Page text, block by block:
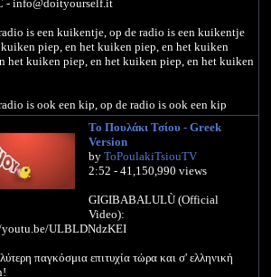
- info@doityourself.it
is een kuikentje, op de radio is een kuikentje
piep, en het kuiken piep, en het kuiken
het kuiken piep, en het kuiken piep, en het kuiken
is ook een kip, op de radio is ook een kip
tok tok, en het kuiken piep, en het kuiken piep,
piep, en het kuiken piep, en het kuiken piep
radio is ook een haan, op de radio is ook een haan
kukeleku, en de kip tok tok, en het kuiken piep,
piep, en het kuiken piep, en het kuiken piep
radio is een kalkoen, op de radio is een kalkoen
kloekloekloek, de haan kukeleku, en de kip
piep
To Πουλάκι Τσίου - Greek
Version
by ToPoulakiTsiouTV
2:52 - 41,150,990 views
GIGIBABALULÙ (Official
Video):
ULBLDNdzKEI
παγκόσμια επιτυχία τώρα και σ' ελληνική